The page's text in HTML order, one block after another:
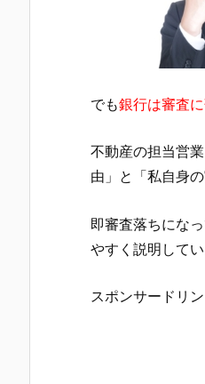
でも銀行は審査
不動産の担当営
由」と「私自身
即審査落ちにな
やすく説明してい
スポンサードリ